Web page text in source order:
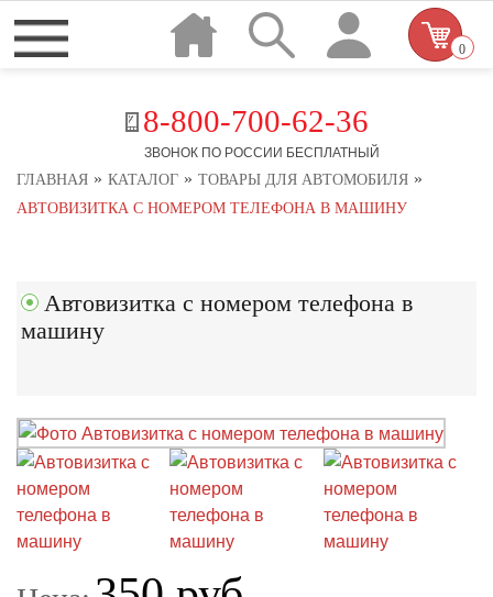
8-800-700-62-36
ЗВОНОК ПО РОССИИ БЕСПЛАТНЫЙ
0
ГЛАВНАЯ » КАТАЛОГ » ТОВАРЫ ДЛЯ АВТОМОБИЛЯ »
АВТОВИЗИТКА С НОМЕРОМ ТЕЛЕФОНА В МАШИНУ
Автовизитка с номером телефона в
машину